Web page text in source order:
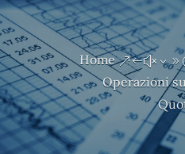
Home
Operazioni